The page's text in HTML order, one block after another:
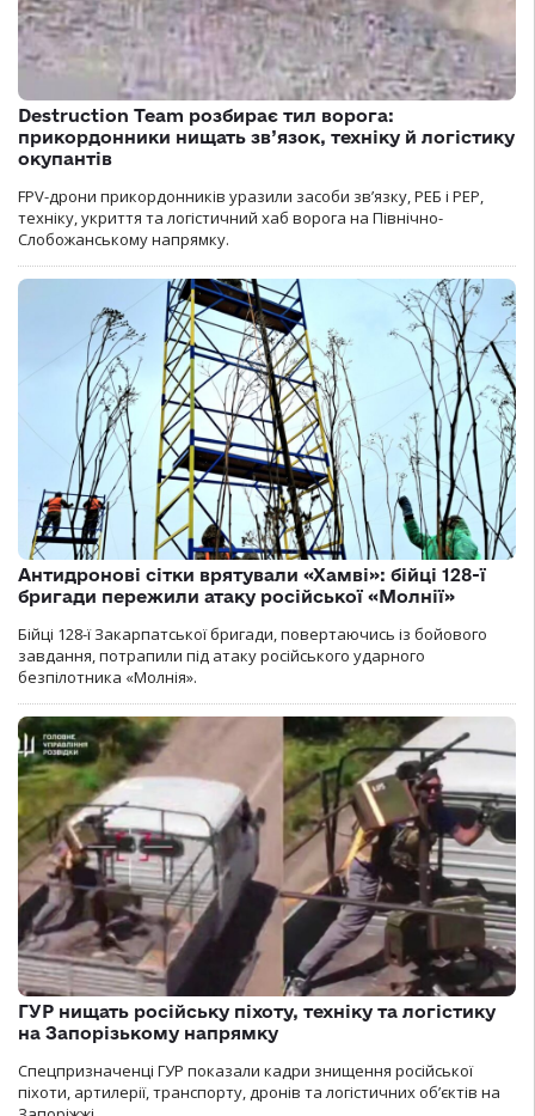
Destruction Team розбирає тил ворога:
прикордонники нищать зв’язок, техніку й логістику
окупантів
FPV-дрони прикордонників уразили засоби зв’язку, РЕБ і РЕР,
техніку, укриття та логістичний хаб ворога на Північно-
Слобожанському напрямку.
Антидронові сітки врятували «Хамві»: бійці 128-ї
бригади пережили атаку російської «Молнії»
Бійці 128-ї Закарпатської бригади, повертаючись із бойового
завдання, потрапили під атаку російського ударного
безпілотника «Молнія».
ГУР нищать російську піхоту, техніку та логістику
на Запорізькому напрямку
Спецпризначенці ГУР показали кадри знищення російської
піхоти, артилерії, транспорту, дронів та логістичних об’єктів на